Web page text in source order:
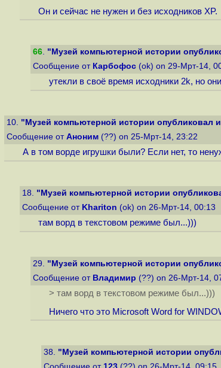
Он и сейчас не нужен и без исходников XP.
66. "Музей компьютерной истории
Сообщение от Карбофос (ok) on 29-Мрт-14,
утекли в своё время исходники 2k, но
10. "Музей компьютерной истории опубликовал
Сообщение от Аноним (??) on 25-Мрт-14, 23:22
А в том ворде игрушки были? Если нет, то
18. "Музей компьютерной истории
Сообщение от Khariton (ok) on 26-Мрт-14, 00:13
там ворд в текстовом режиме был...)))
29. "Музей компьютерной истории
Сообщение от Владимир (??) on 26-Мрт-14,
> там ворд в текстовом режиме был...)))
Ничего что это Microsoft Word for
38. "Музей компьютерной истории